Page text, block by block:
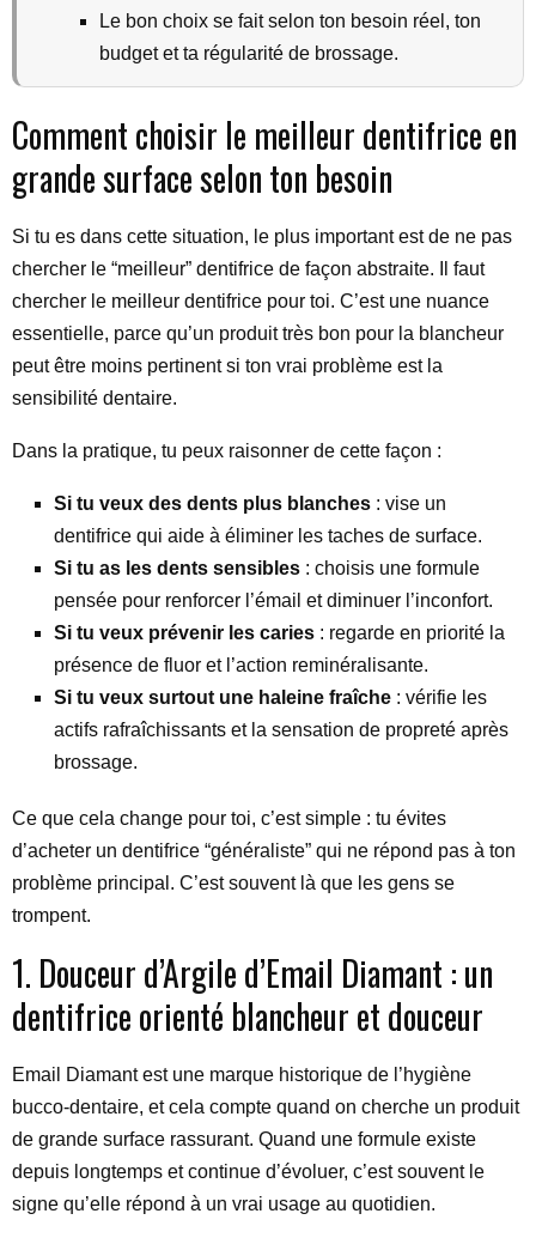
Le bon choix se fait selon ton besoin réel, ton
budget et ta régularité de brossage.
Comment choisir le meilleur dentifrice en
grande surface selon ton besoin
Si tu es dans cette situation, le plus important est de ne pas
chercher le “meilleur” dentifrice de façon abstraite. Il faut
chercher le meilleur dentifrice pour toi. C’est une nuance
essentielle, parce qu’un produit très bon pour la blancheur
peut être moins pertinent si ton vrai problème est la
sensibilité dentaire.
Dans la pratique, tu peux raisonner de cette façon :
Si tu veux des dents plus blanches : vise un
dentifrice qui aide à éliminer les taches de surface.
Si tu as les dents sensibles : choisis une formule
pensée pour renforcer l’émail et diminuer l’inconfort.
Si tu veux prévenir les caries : regarde en priorité la
présence de fluor et l’action reminéralisante.
Si tu veux surtout une haleine fraîche : vérifie les
actifs rafraîchissants et la sensation de propreté après
brossage.
Ce que cela change pour toi, c’est simple : tu évites
d’acheter un dentifrice “généraliste” qui ne répond pas à ton
problème principal. C’est souvent là que les gens se
trompent.
1. Douceur d’Argile d’Email Diamant : un
dentifrice orienté blancheur et douceur
Email Diamant est une marque historique de l’hygiène
bucco-dentaire, et cela compte quand on cherche un produit
de grande surface rassurant. Quand une formule existe
depuis longtemps et continue d’évoluer, c’est souvent le
signe qu’elle répond à un vrai usage au quotidien.